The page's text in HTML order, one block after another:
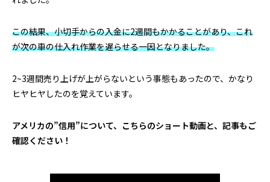
この結果、小切手からの入金に2週間もかかることがあり、これ
が次の車の仕入れ作業を遅らせる一因となりました。
2~3週間売り上げが上がらないという事態もあったので、かなり
ヒヤヒヤしたのを覚えています。
アメリカの”信用”について、こちらのショート動画と、記事もご
確認ください！